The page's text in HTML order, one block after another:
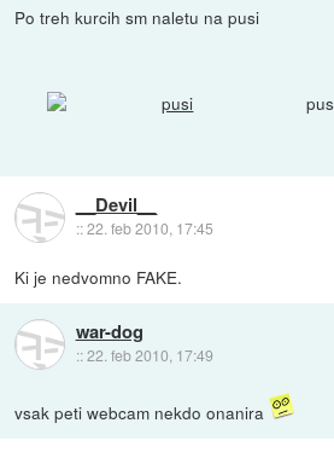
Po treh kurcih sm naletu na pusi
__Devil__
::22. feb 2010, 17:45
Ki je nedvomno FAKE.
war-dog
::22. feb 2010, 17:49
vsak peti webcam nekdo onanira